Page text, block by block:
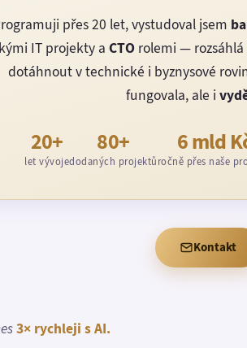
přes 20 let, vystudoval jsem
IT projekty a CTOrolemi — rozsáhlá
dotáhnout v technické i byznysové
fungovala, ale i
20+
let vývoje
80+
dodaných projektů
6 mld
ročně přes naše
Kontakt
3× rychleji s AI.